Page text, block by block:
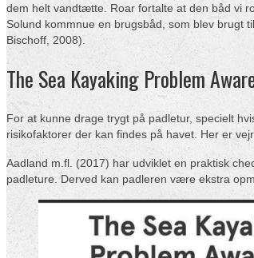
dem helt vandtætte. Roar fortalte at den båd vi
Solund kommnue en brugsbåd, som blev brugt
Bischoff, 2008).
The Sea Kayaking Problem
For at kunne drage trygt på padletur, specielt
risikofaktorer der kan findes på havet. Her er
Aadland m.fl. (2017) har udviklet en praktisk
padleture. Derved kan padleren være ekstra